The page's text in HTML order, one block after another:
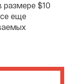
$10
еще